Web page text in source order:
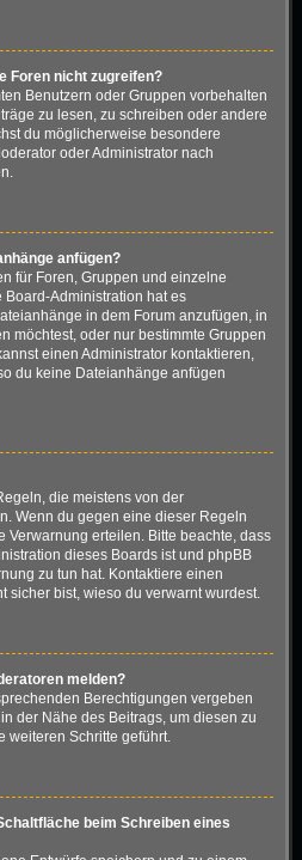
Foren nicht zugreifen?
Benutzern oder Gruppen vorbehalten
zu lesen, zu schreiben oder andere
du möglicherweise besondere
oder Administrator nach
anfügen?
für Foren, Gruppen und einzelne
Administration hat es
in dem Forum anzufügen, in
möchtest, oder nur bestimmte Gruppen
einen Administrator kontaktieren,
du keine Dateianhänge anfügen
die meistens von der
Wenn du gegen eine dieser Regeln
Verwarnung erteilen. Bitte beachte, dass
dieses Boards ist und phpBB
zu tun hat. Kontaktiere einen
sicher bist, wieso du verwarnt wurdest.
melden?
Berechtigungen vergeben
der Nähe des Beitrags, um diesen zu
weiteren Schritte geführt.
beim Schreiben eines